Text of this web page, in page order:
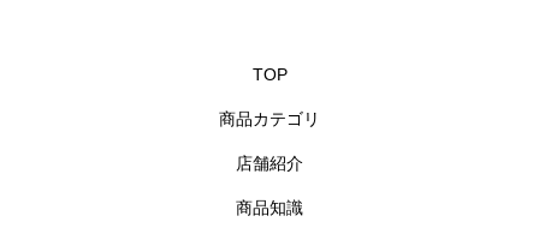
TOP
商品カテゴリ
店舗紹介
商品知識